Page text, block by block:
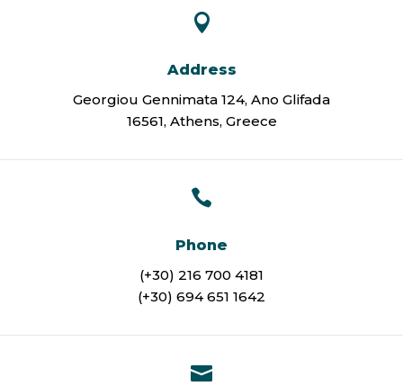

Address
Georgiou Gennimata 124, Ano Glifada
16561, Athens, Greece

Phone
(+30) 216 700 4181
(+30) 694 651 1642
